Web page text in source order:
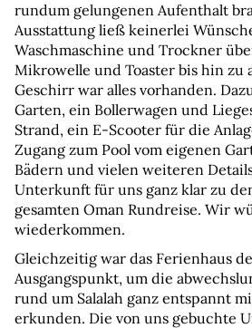
rundum gelungenen Aufenthalt
Ausstattung ließ keinerlei
Waschmaschine und Trockner
Mikrowelle und Toaster bis hin zu
Geschirr war alles vorhanden.
Garten, ein Bollerwagen und
Strand, ein E-Scooter für die
Zugang zum Pool vom eigenen
Bädern und vielen weiteren
Unterkunft für uns ganz klar zu
gesamten Oman Rundreise. Wir
wiederkommen.
Gleichzeitig war das Ferienhaus
Ausgangspunkt, um die
rund um Salalah ganz entspannt
erkunden. Die von uns gebuchte